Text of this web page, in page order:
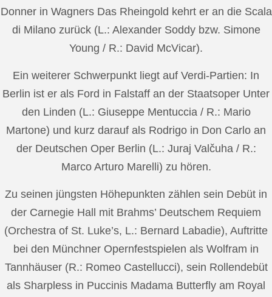
Donner in Wagners Das Rheingold kehrt er an die Scala
di Milano zurück (L.: Alexander Soddy bzw. Simone
Young / R.: David McVicar).
Ein weiterer Schwerpunkt liegt auf Verdi-Partien: In
Berlin ist er als Ford in Falstaff an der Staatsoper Unter
den Linden (L.: Giuseppe Mentuccia / R.: Mario
Martone) und kurz darauf als Rodrigo in Don Carlo an
der Deutschen Oper Berlin (L.: Juraj Valčuha / R.:
Marco Arturo Marelli) zu hören.
Zu seinen jüngsten Höhepunkten zählen sein Debüt in
der Carnegie Hall mit Brahms’ Deutschem Requiem
(Orchestra of St. Luke’s, L.: Bernard Labadie), Auftritte
bei den Münchner Opernfestspielen als Wolfram in
Tannhäuser (R.: Romeo Castellucci), sein Rollendebüt
als Sharpless in Puccinis Madama Butterfly am Royal